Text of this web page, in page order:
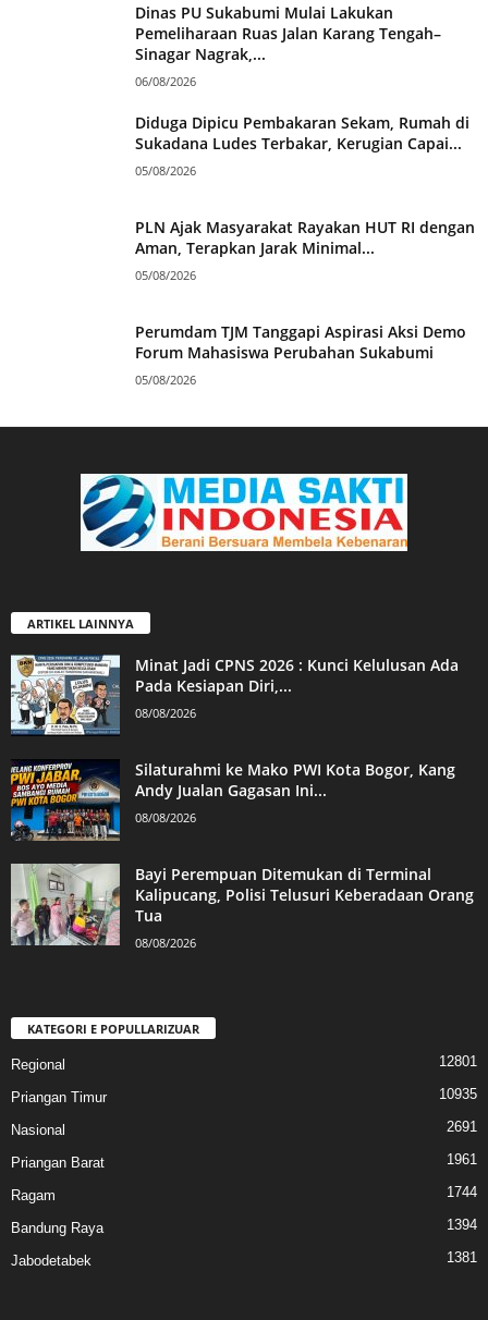
Dinas PU Sukabumi Mulai Lakukan
Pemeliharaan Ruas Jalan Karang Tengah–
Sinagar Nagrak,...
06/08/2026
Diduga Dipicu Pembakaran Sekam, Rumah di
Sukadana Ludes Terbakar, Kerugian Capai...
05/08/2026
PLN Ajak Masyarakat Rayakan HUT RI dengan
Aman, Terapkan Jarak Minimal...
05/08/2026
Perumdam TJM Tanggapi Aspirasi Aksi Demo
Forum Mahasiswa Perubahan Sukabumi
05/08/2026
ARTIKEL LAINNYA
Minat Jadi CPNS 2026 : Kunci Kelulusan Ada
Pada Kesiapan Diri,...
08/08/2026
Silaturahmi ke Mako PWI Kota Bogor, Kang
Andy Jualan Gagasan Ini...
08/08/2026
Bayi Perempuan Ditemukan di Terminal
Kalipucang, Polisi Telusuri Keberadaan Orang
Tua
08/08/2026
KATEGORI E POPULLARIZUAR
Regional 12801
Priangan Timur 10935
Nasional 2691
Priangan Barat 1961
Ragam 1744
Bandung Raya 1394
Jabodetabek 1381